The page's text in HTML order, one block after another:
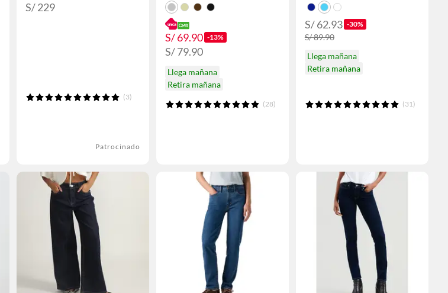
S/ 229
(3)
Patrocinado
S/ 69.90 -13%
S/ 79.90
Llega mañana
Retira mañana
(28)
S/ 62.93 -30%
S/ 89.90
Llega mañana
Retira mañana
(31)